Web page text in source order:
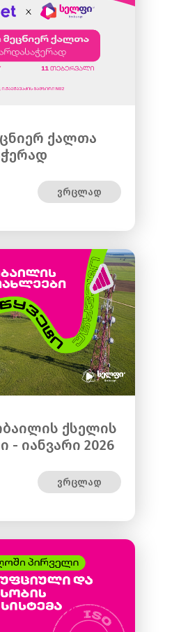
ქალთა
ვრცლად
ქსელის
- იანვარი 2026
ვრცლად